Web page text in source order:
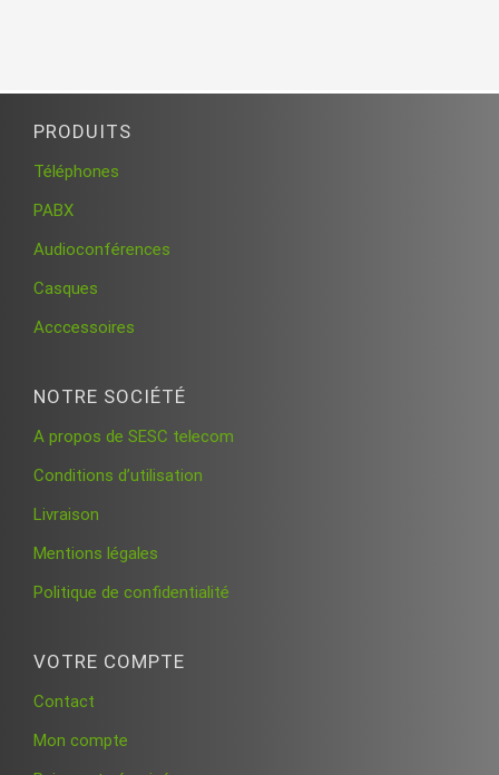
PRODUITS
Téléphones
PABX
Audioconférences
Casques
Acccessoires
NOTRE SOCIÉTÉ
A propos de SESC telecom
Conditions d’utilisation
Livraison
Mentions légales
Politique de confidentialité
VOTRE COMPTE
Contact
Mon compte